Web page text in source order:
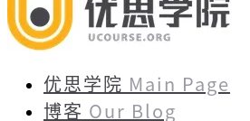
优思学院 Main Page
博客 Our Blog